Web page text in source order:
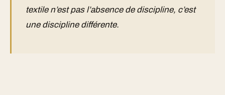
textile n’est pas l’absence de discipline, c’est
une discipline différente.